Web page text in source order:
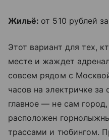
Жильё: от 510 рублей
Этот вариант для тех,
месте и жаждет
совсем рядом с
часов на электричке
главное — не сам
расположен
трассами и тюбингом.